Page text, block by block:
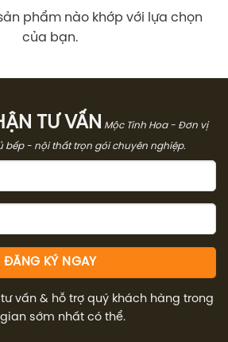
phẩm nào khớp với lựa chọn
của bạn.
TƯ VẤN Mộc Tinh Hoa - Đơn vị
bếp - nội thất trọn gói chuyên nghiệp.
vấn & hỗ trợ quý khách hàng trong
sớm nhất có thể.